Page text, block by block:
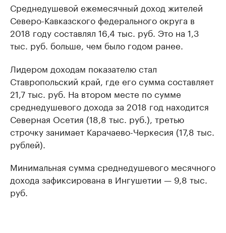
Среднедушевой ежемесячный доход жителей
Северо-Кавказского федерального округа в
2018 году составлял 16,4 тыс. руб. Это на 1,3
тыс. руб. больше, чем было годом ранее.
Лидером доходам показателю стал
Ставропольский край, где его сумма составляет
21,7 тыс. руб. На втором месте по сумме
среднедушевого дохода за 2018 год находится
Северная Осетия (18,8 тыс. руб.), третью
строчку занимает Карачаево-Черкесия (17,8 тыс.
рублей).
Минимальная сумма среднедушевого месячного
дохода зафиксирована в Ингушетии — 9,8 тыс.
руб.